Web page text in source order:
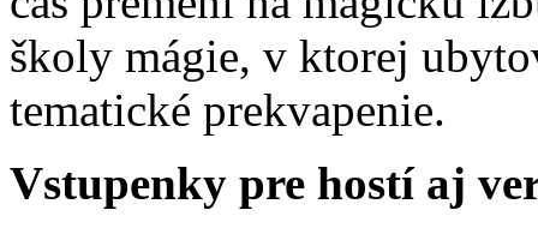
školy mágie, v ktorej
tematické prekvapenie.
Vstupenky pre hostí aj